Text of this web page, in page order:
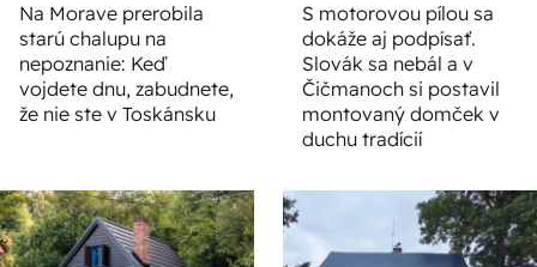
Na Morave prerobila
starú chalupu na
nepoznanie: Keď
vojdete dnu, zabudnete,
že nie ste v Toskánsku
S motorovou pílou sa
dokáže aj podpísať.
Slovák sa nebál a v
Čičmanoch si postavil
montovaný domček v
duchu tradícií